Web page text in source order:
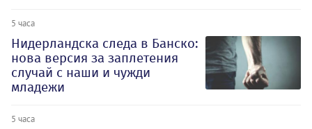
5 часа
Нидерландска следа в Банско:
нова версия за заплетения
случай с наши и чужди
младежи
5 часа